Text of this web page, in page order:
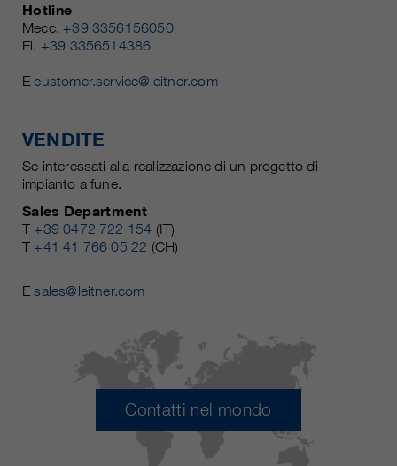
Hotline
Mecc. +39 3356156050
El. +39 3356514386
Ecustomer.service@leitner.com
VENDITE
Se interessati alla realizzazione di un progetto di
impianto a fune.
Sales Department
T +39 0472 722 154 (IT)
T +41 41 766 05 22 (CH)
Esales@leitner.com
Contatti nel mondo